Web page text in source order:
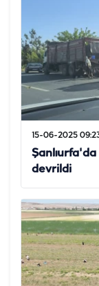
15-06-2025
devrildi